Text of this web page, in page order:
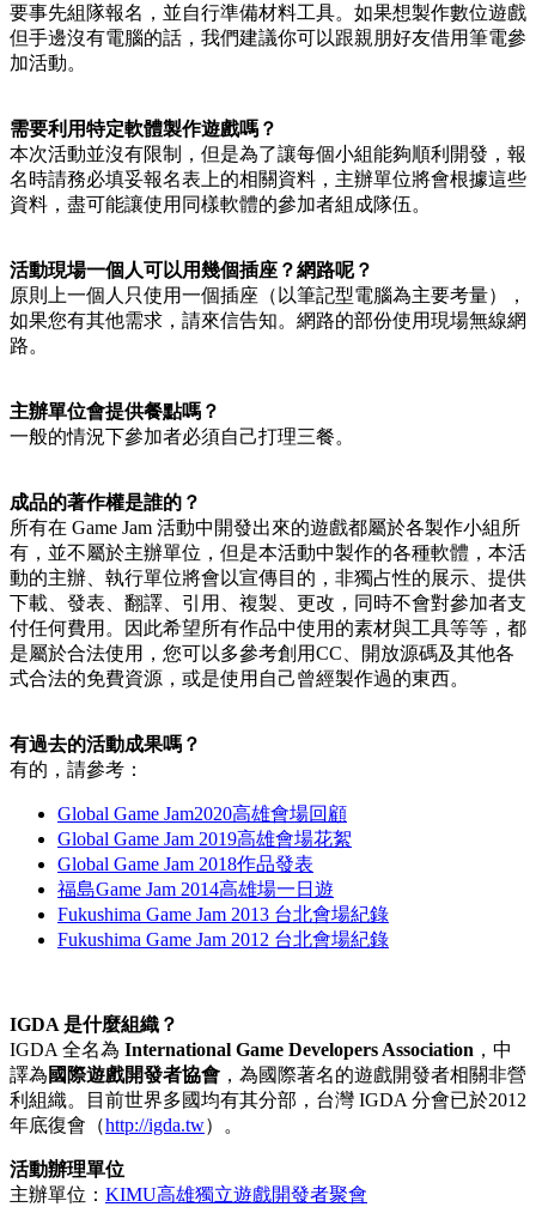
要事先組隊報名，並自行準備材料工具。如果想製作數位遊戲
但手邊沒有電腦的話，我們建議你可以跟親朋好友借用筆電參
加活動。
需要利用特定軟體製作遊戲嗎？
本次活動並沒有限制，但是為了讓每個小組能夠順利開發，報
名時請務必填妥報名表上的相關資料，主辦單位將會根據這些
資料，盡可能讓使用同樣軟體的參加者組成隊伍。
活動現場一個人可以用幾個插座？網路呢？
原則上一個人只使用一個插座（以筆記型電腦為主要考量），
如果您有其他需求，請來信告知。網路的部份使用現場無線網
路。
主辦單位會提供餐點嗎？
一般的情況下參加者必須自己打理三餐。
成品的著作權是誰的？
所有在 Game Jam 活動中開發出來的遊戲都屬於各製作小組所
有，並不屬於主辦單位，但是本活動中製作的各種軟體，本活
動的主辦、執行單位將會以宣傳目的，非獨占性的展示、提供
下載、發表、翻譯、引用、複製、更改，同時不會對參加者支
付任何費用。因此希望所有作品中使用的素材與工具等等，都
是屬於合法使用，您可以多參考創用CC、開放源碼及其他各
式合法的免費資源，或是使用自己曾經製作過的東西。
有過去的活動成果嗎？
有的，請參考：
Global Game Jam2020高雄會場回顧
Global Game Jam 2019高雄會場花絮
Global Game Jam 2018作品發表
福島Game Jam 2014高雄場一日遊
Fukushima Game Jam 2013 台北會場紀錄
Fukushima Game Jam 2012 台北會場紀錄
IGDA 是什麼組織？
IGDA 全名為 International Game Developers Association ，中
譯為 國際遊戲開發者協會 ，為國際著名的遊戲開發者相關非營
利組織。目前世界多國均有其分部，台灣 IGDA 分會已於2012
年底復會（http://igda.tw）。
活動辦理單位
主辦單位： KIMU高雄獨立遊戲開發者聚會